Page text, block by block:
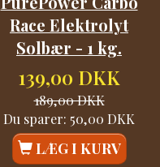
Race Elektrolyt
Solbær - 1 kg.
139,00 DKK
189,00 DKK
Du sparer: 50,00 DKK
LÆG I KURV